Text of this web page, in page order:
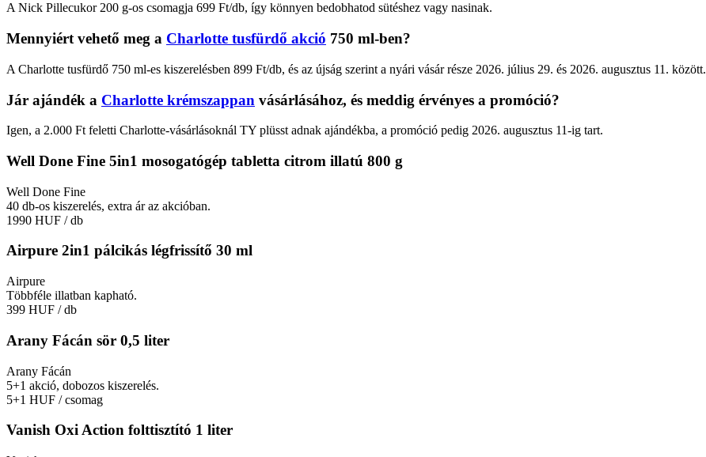
A Nick Pillecukor 200 g-os csomagja 699 Ft/db, így könnyen bedobhatod sütéshez vagy nasinak.
Mennyiért vehető meg a Charlotte tusfürdő akció 750 ml-ben?
A Charlotte tusfürdő 750 ml-es kiszerelésben 899 Ft/db, és az újság szerint a nyári vásár része 2026. július 29. és 2026. augusztus 11. között.
Jár ajándék a Charlotte krémszappan vásárlásához, és meddig érvényes a promóció?
Igen, a 2.000 Ft feletti Charlotte-vásárlásoknál TY plüsst adnak ajándékba, a promóció pedig 2026. augusztus 11-ig tart.
Well Done Fine 5in1 mosogatógép tabletta citrom illatú 800 g
Well Done Fine
40 db-os kiszerelés, extra ár az akcióban.
1990 HUF / db
Airpure 2in1 pálcikás légfrissítő 30 ml
Airpure
Többféle illatban kapható.
399 HUF / db
Arany Fácán sör 0,5 liter
Arany Fácán
5+1 akció, dobozos kiszerelés.
5+1 HUF / csomag
Vanish Oxi Action folttisztító 1 liter